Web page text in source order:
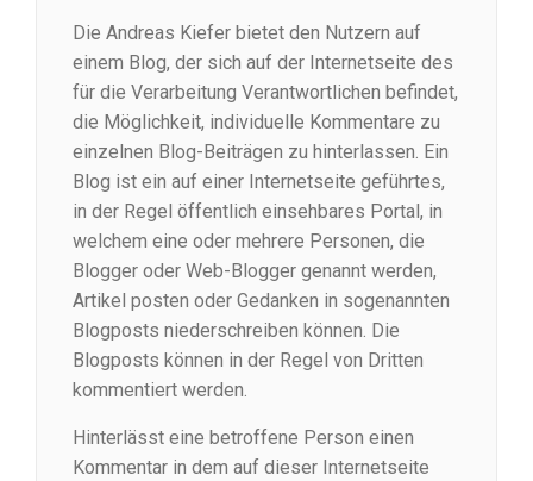
Die Andreas Kiefer bietet den Nutzern auf
einem Blog, der sich auf der Internetseite des
für die Verarbeitung Verantwortlichen befindet,
die Möglichkeit, individuelle Kommentare zu
einzelnen Blog-Beiträgen zu hinterlassen. Ein
Blog ist ein auf einer Internetseite geführtes,
in der Regel öffentlich einsehbares Portal, in
welchem eine oder mehrere Personen, die
Blogger oder Web-Blogger genannt werden,
Artikel posten oder Gedanken in sogenannten
Blogposts niederschreiben können. Die
Blogposts können in der Regel von Dritten
kommentiert werden.
Hinterlässt eine betroffene Person einen
Kommentar in dem auf dieser Internetseite